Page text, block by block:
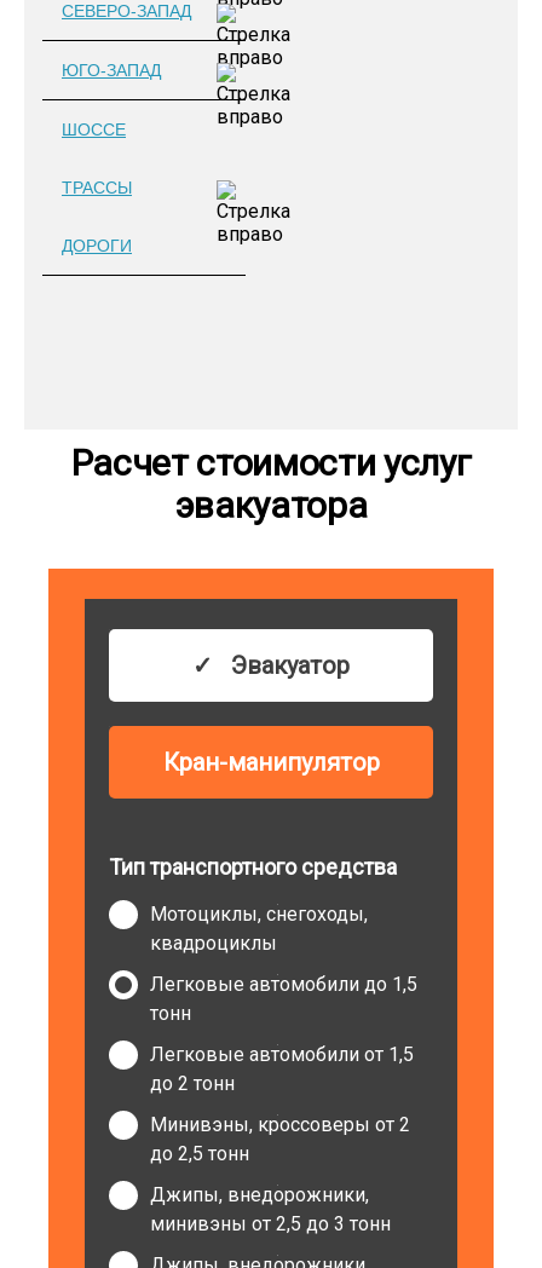
СЕВЕРО-ЗАПАД
ЮГО-ЗАПАД
ШОССЕ
ТРАССЫ
ДОРОГИ
Расчет стоимости услуг
эвакуатора
Эвакуатор
Кран-манипулятор
Тип транспортного средства
Мотоциклы, снегоходы,
квадроциклы
Легковые автомобили до 1,5
тонн
Легковые автомобили от 1,5
до 2 тонн
Минивэны, кроссоверы от 2
до 2,5 тонн
Джипы, внедорожники,
минивэны от 2,5 до 3 тонн